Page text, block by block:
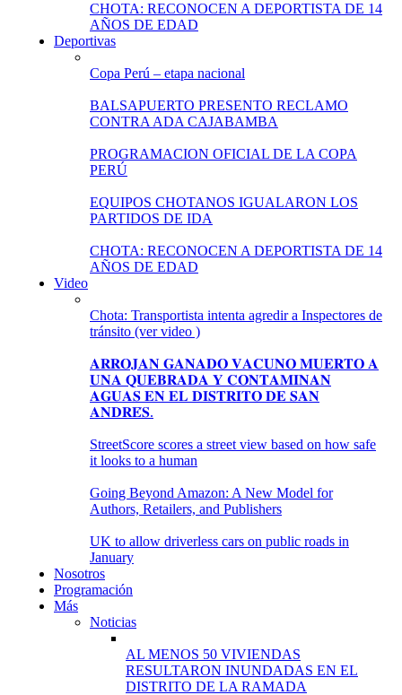
CHOTA: RECONOCEN A DEPORTISTA DE 14
AÑOS DE EDAD
Deportivas
Copa Perú – etapa nacional
BALSAPUERTO PRESENTO RECLAMO
CONTRA ADA CAJABAMBA
PROGRAMACION OFICIAL DE LA COPA
PERÚ
EQUIPOS CHOTANOS IGUALARON LOS
PARTIDOS DE IDA
CHOTA: RECONOCEN A DEPORTISTA DE 14
AÑOS DE EDAD
Video
Chota: Transportista intenta agredir a Inspectores de
tránsito (ver video )
𝐀𝐑𝐑𝐎𝐉𝐀𝐍 𝐆𝐀𝐍𝐀𝐃𝐎 𝐕𝐀𝐂𝐔𝐍𝐎 𝐌𝐔𝐄𝐑𝐓𝐎 𝐀
𝐔𝐍𝐀 𝐐𝐔𝐄𝐁𝐑𝐀𝐃𝐀 𝐘 𝐂𝐎𝐍𝐓𝐀𝐌𝐈𝐍𝐀𝐍
𝐀𝐆𝐔𝐀𝐒 𝐄𝐍 𝐄𝐋 𝐃𝐈𝐒𝐓𝐑𝐈𝐓𝐎 𝐃𝐄 𝐒𝐀𝐍
𝐀𝐍𝐃𝐑𝐄́𝐒.
StreetScore scores a street view based on how safe
it looks to a human
Going Beyond Amazon: A New Model for
Authors, Retailers, and Publishers
UK to allow driverless cars on public roads in
January
Nosotros
Programación
Más
Noticias
AL MENOS 50 VIVIENDAS
RESULTARON INUNDADAS EN EL
DISTRITO DE LA RAMADA